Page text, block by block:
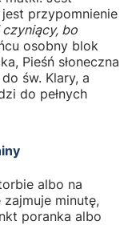
jest przypomnienie
czyniący, bo
osobny blok
Pieśń słoneczna
św. Klary, a
do pełnych
albo na
minutę,
poranka albo